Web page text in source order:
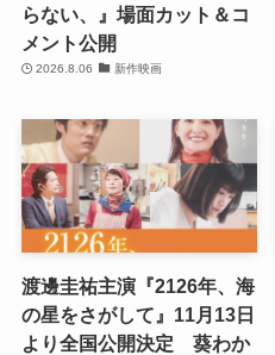
らない、』場面カット＆コ
メント公開
2026.8.06 新作映画
渡邊圭祐主演『2126年、海
の星をさがして』11月13日
より全国公開決定 葵わか